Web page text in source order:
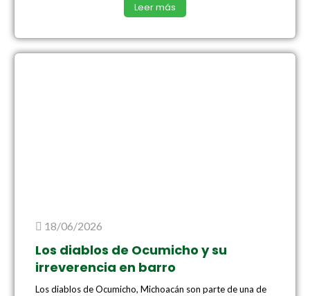
Leer más
18/06/2026
Los diablos de Ocumicho y su
irreverencia en barro
Los diablos de Ocumicho, Michoacán son parte de una de